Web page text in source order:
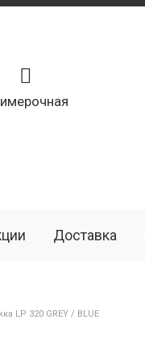
Доставка
LP 320 GREY / BLUE